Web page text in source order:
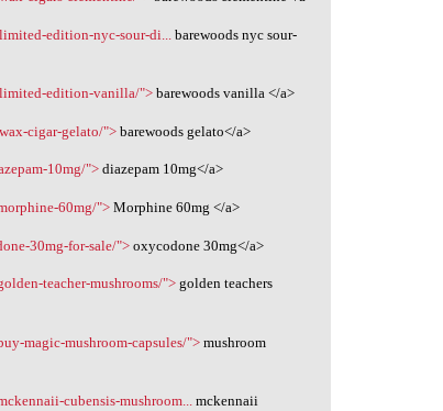
edition-nyc-sour-di...
barewoods nyc sour-
edition-vanilla/">barewoods vanilla </a>
cigar-gelato/"> barewoods gelato</a>
10mg/"> diazepam 10mg</a>
60mg/"> Morphine 60mg </a>
30mg-for-sale/"> oxycodone 30mg</a>
teacher-mushrooms/"> golden teachers
magic-mushroom-capsules/"> mushroom
cubensis-mushroom...mckennaii